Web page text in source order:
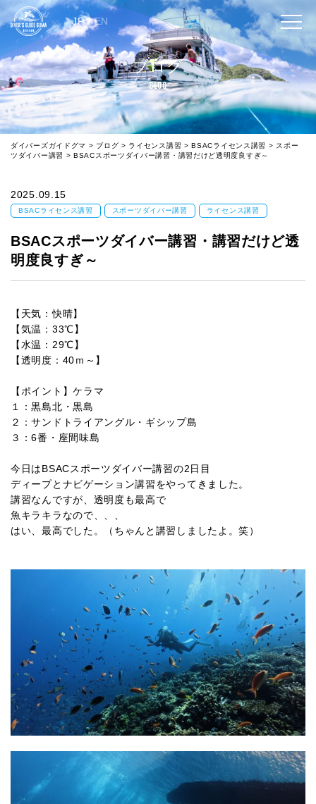
JP/EN
ブログ
BLOG
ダイバーズガイドグマ > ブログ > ライセンス講習 >BSACライセンス講習 > スポー
ツダイバー講習 >BSACスポーツダイバー講習・講習だけど透明度良すぎ～
2025.09.15
BSACライセンス講習 スポーツダイバー講習 ライセンス講習
BSACスポーツダイバー講習・講習だけど透
明度良すぎ～
【天気：快晴】
【気温：33℃】
【水温：29℃】
【透明度：40ｍ～】
【ポイント】ケラマ
１：黒島北・黒島
２：サンドトライアングル・ギシップ島
３：6番・座間味島
今日はBSACスポーツダイバー講習の2日目
ディープとナビゲーション講習をやってきました。
講習なんですが、透明度も最高で
魚キラキラなので、、、
はい、最高でした。（ちゃんと講習しましたよ。笑）